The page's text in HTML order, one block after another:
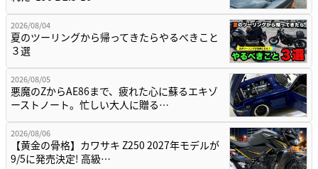
2026/08/04
夏のツーリングから帰ってきたらやるべきこと
３選
2026/08/05
悪魔のZからAE86まで、疲れた心に蘇るエキゾ
ーストノート。忙しい大人に贈る…
2026/08/06
【黄金の骨格】カワサキ Z250 2027年モデルが
9/5に発売決定! 高級…